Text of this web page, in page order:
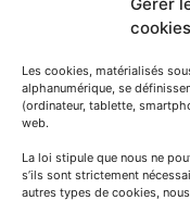
cookies
Les cookies, matérialisés
alphanumérique, se
(ordinateur, tablette,
web.
La loi stipule que nous ne
s’ils sont strictement
autres types de cookies,
Parc national